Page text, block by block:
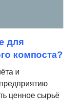
для
компоста?
и
ценное сырьё